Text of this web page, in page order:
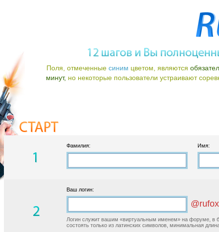
Поля, отмеченные синим цветом, являются
минут, но некоторые пользователи устраивают
Фамилия: Имя:
Ваш логин:
Логин служит вашим «виртуальным именем» на форуме, в
состоять только из латинских символов, минимальная